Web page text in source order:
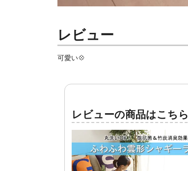
レビュー
可愛い💠
レビューの商品はこちら